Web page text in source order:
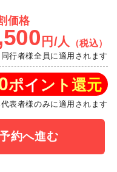
価格
円/人 （税込）
同行者様全員に適用されます
ポイント還元
表者様のみに適用されます
約へ進む